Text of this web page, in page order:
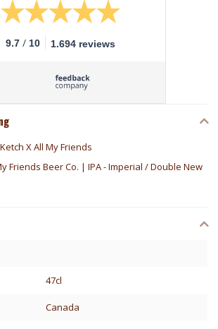
9.7 / 10 1.694 reviews
X All My Friends
Friends Beer Co. | IPA - Imperial / Double New
47cl
Canada